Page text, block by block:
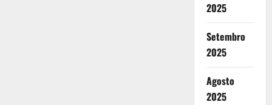
2025
Setembro
2025
Agosto
2025